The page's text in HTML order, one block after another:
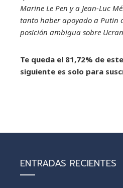
Marine Le Pen y a Jean-Luc
tanto haber apoyado a Putin
posición ambigua sobre
Te queda el 81,72% de
siguiente es solo para
ENTRADAS RECIENTES